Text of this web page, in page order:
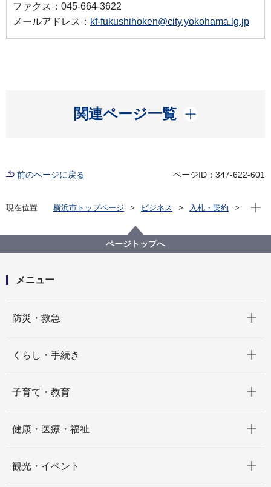
ファクス：045-664-3622
メールアドレス： kf-fukushihoken@city.yokohama.lg.jp
関連ページ一覧
開く
前のページに戻る ページID：347-622-601
現在位置 横浜市トップページ ビジネス
入札・契約
【終了しました】【公募型指名競争入札】横浜市福祉
のまちづくり研修業務委託
現在
ページトップへ
メニュー
防災・救急
くらし・手続き
子育て・教育
健康・医療・福祉
観光・イベント